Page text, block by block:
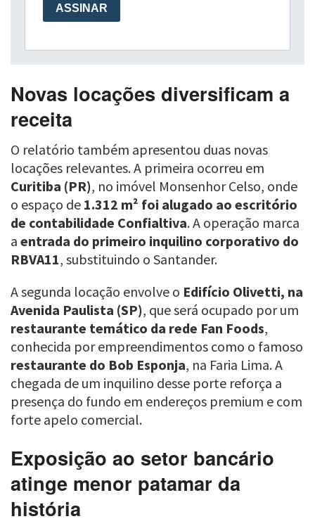
Novas locações diversificam a
receita
O relatório também apresentou duas novas
locações relevantes. A primeira ocorreu em
Curitiba (PR), no imóvel Monsenhor Celso, onde
o espaço de 1.312 m² foi alugado ao escritório
de contabilidade Confialtiva. A operação marca
a entrada do primeiro inquilino corporativo do
RBVA11, substituindo o Santander.
A segunda locação envolve o Edifício Olivetti, na
Avenida Paulista (SP), que será ocupado por um
restaurante temático da rede Fan Foods,
conhecida por empreendimentos como o famoso
restaurante do Bob Esponja, na Faria Lima. A
chegada de um inquilino desse porte reforça a
presença do fundo em endereços premium e com
forte apelo comercial.
Exposição ao setor bancário
atinge menor patamar da
história